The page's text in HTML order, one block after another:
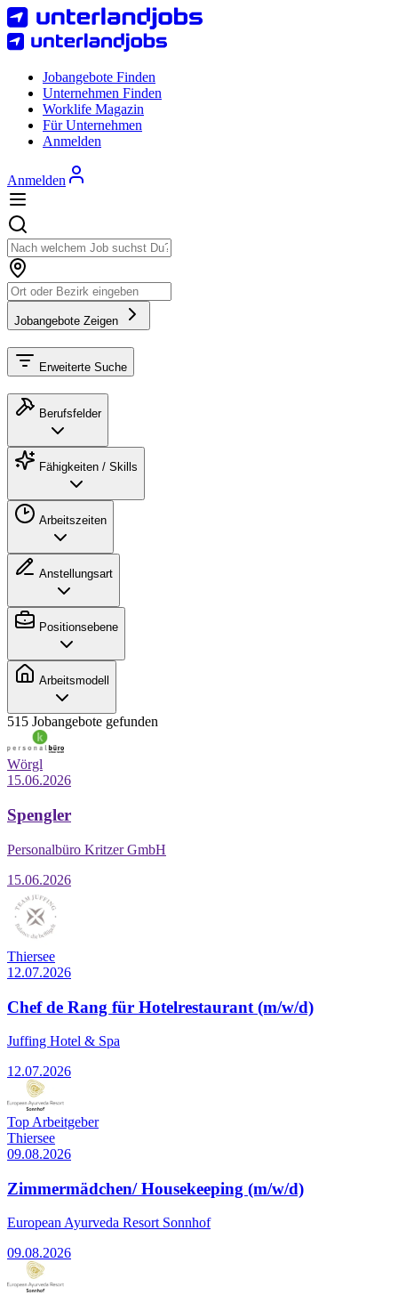
Jobangebote Finden
Unternehmen Finden
Worklife Magazin
Für Unternehmen
Anmelden
Anmelden
Jobangebote Zeigen
Erweiterte Suche
Berufsfelder
Fähigkeiten / Skills
Arbeitszeiten
Anstellungsart
Positionsebene
Arbeitsmodell
515 Jobangebote gefunden
Wörgl
15.06.2026
Spengler
Personalbüro Kritzer GmbH
15.06.2026
Thiersee
12.07.2026
Chef de Rang für Hotelrestaurant (m/w/d)
Juffing Hotel & Spa
12.07.2026
Top Arbeitgeber
Thiersee
09.08.2026
Zimmermädchen/ Housekeeping (m/w/d)
European Ayurveda Resort Sonnhof
09.08.2026